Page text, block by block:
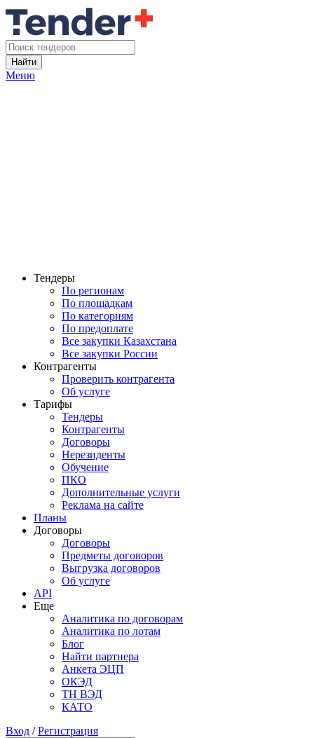
Найти
Меню
Тендеры
По регионам
По площадкам
По категориям
По предоплате
Все закупки Казахстана
Все закупки России
Контрагенты
Проверить контрагента
Об услуге
Тарифы
Тендеры
Контрагенты
Договоры
Нерезиденты
Обучение
ПКО
Дополнительные услуги
Реклама на сайте
Планы
Договоры
Договоры
Предметы договоров
Выгрузка договоров
Об услуге
API
Еще
Аналитика по договорам
Аналитика по лотам
Блог
Найти партнера
Анкета ЭЦП
ОКЭД
ТН ВЭД
КАТО
Вход /Регистрация